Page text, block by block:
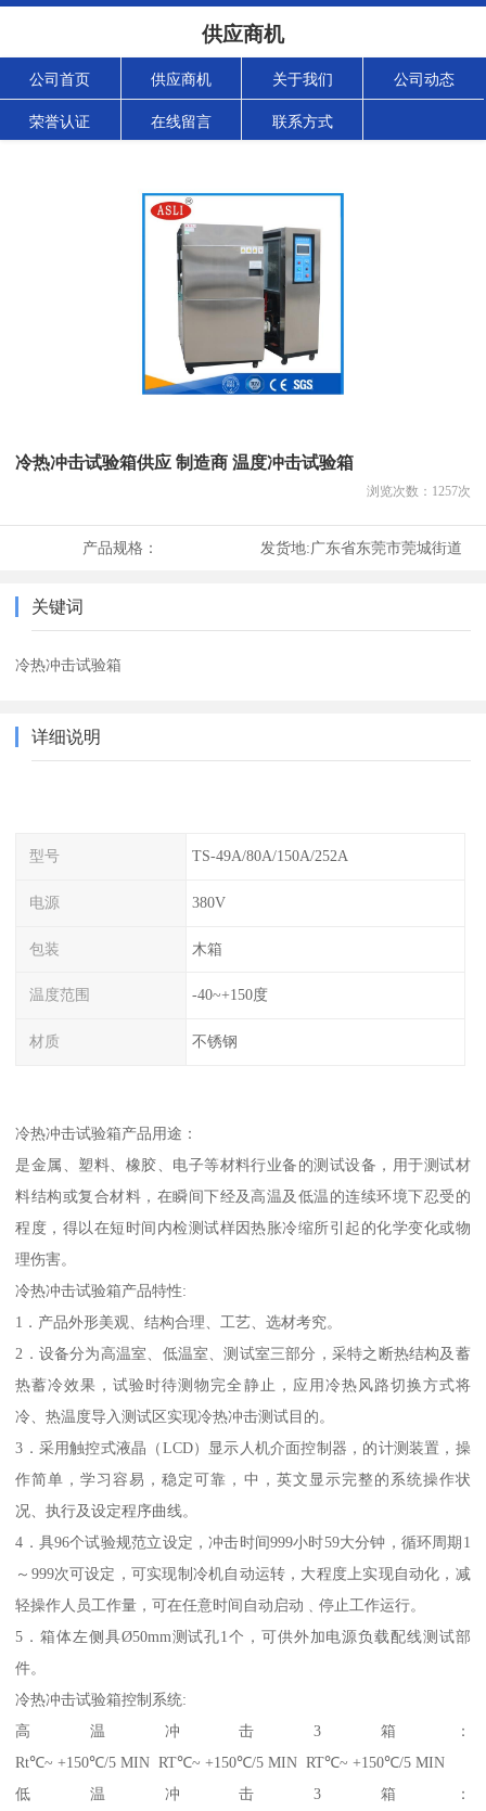
供应商机
公司首页 供应商机 关于我们 公司动态
荣誉认证 在线留言 联系方式
冷热冲击试验箱供应 制造商 温度冲击试验箱
浏览次数： 1257次
产品规格： 发货地:广东省东莞市莞城街道
关键词
冷热冲击试验箱
详细说明
型号 TS-49A/80A/150A/252A
电源 380V
包装 木箱
温度范围 -40~+150度
材质 不锈钢
冷热冲击试验箱产品用途：
是金属、塑料、橡胶、电子等材料行业备的测试设备，用于测试材
料结构或复合材料，在瞬间下经及高温及低温的连续环境下忍受的
程度，得以在短时间内检测试样因热胀冷缩所引起的化学变化或物
理伤害。
冷热冲击试验箱产品特性:
1．产品外形美观、结构合理、工艺、选材考究。
2．设备分为高温室、低温室、测试室三部分，采特之断热结构及蓄
热蓄冷效果，试验时待测物完全静止，应用冷热风路切换方式将
冷、热温度导入测试区实现冷热冲击测试目的。
3．采用触控式液晶（LCD）显示人机介面控制器，的计测装置，操
作简单，学习容易，稳定可靠，中，英文显示完整的系统操作状
况、执行及设定程序曲线。
4．具96个试验规范立设定，冲击时间999小时59大分钟，循环周期1
～999次可设定，可实现制冷机自动运转，大程度上实现自动化，减
轻操作人员工作量，可在任意时间自动启动﹑停止工作运行。
5．箱体左侧具Ø50mm测试孔1个，可供外加电源负载配线测试部
件。
冷热冲击试验箱控制系统:
高温冲击3箱：
Rt℃~ +150℃/5 MIN RT℃~ +150℃/5 MIN RT℃~ +150℃/5 MIN
低温冲击3箱：